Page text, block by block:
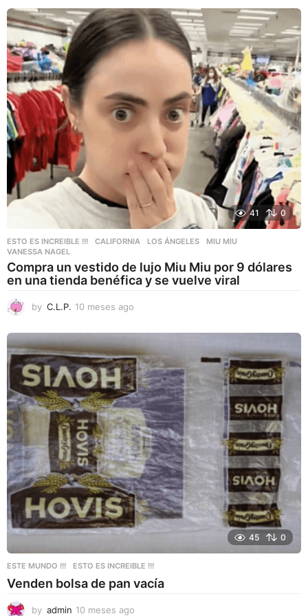
a
g
o
41 0
ESTO ES INCREIBLE !!! CALIFORNIA ,LOS ÁNGELES ,MIU MIU
VANESSA NAGEL
Compra un vestido de lujo Miu Miu por 9 dólares
en una tienda benéfica y se vuelve viral
by C.L.P. 10 meses ago
m
e
s
e
s
a
g
o
45 0
ESTE MUNDO !!! ,ESTO ES INCREIBLE !!!
Venden bolsa de pan vacía
by admin 10 meses ago